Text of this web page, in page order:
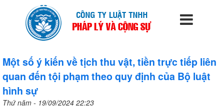
Một số ý kiến về tịch thu vật, tiền trực tiếp liên
quan đến tội phạm theo quy định của Bộ luật
hình sự
Thứ năm - 19/09/2024 22:23